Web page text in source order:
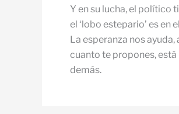
Y en su lucha, el político
el ‘lobo estepario’ es en
La esperanza nos
cuanto te propones, está
demás.